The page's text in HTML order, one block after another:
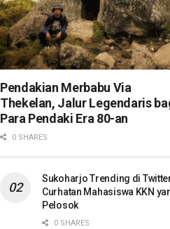
Pendakian Merbabu Via
Thekelan, Jalur Legendaris
Para Pendaki Era 80-an
0 SHARES
Sukoharjo Trending di
Curhatan Mahasiswa KKN
Pelosok
0 SHARES